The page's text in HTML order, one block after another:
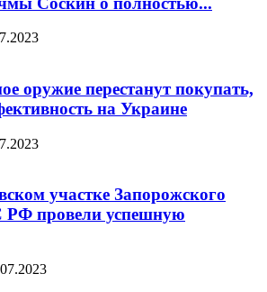
оружие перестанут покупать,
на Украине
участке Запорожского
РФ провели успешную